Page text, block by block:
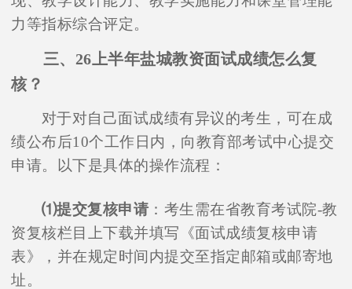
力等指标综合评定。
三、26上半年盐城教资面试成绩怎么复
核？
对于对自己面试成绩有异议的考生，可在成
绩公布后10个工作日内，向教育部考试中心提交
申请。以下是具体的操作流程：
⑴提交复核申请 ：考生需在省教育考试院-教
资复核栏目上下载并填写《面试成绩复核申请
表》，并在规定时间内提交至指定邮箱或邮寄地
址。